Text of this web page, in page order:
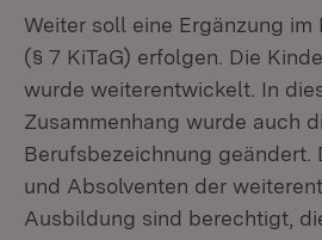
Weiter soll eine Ergänzung
(§ 7 KiTaG) erfolgen. Die
wurde weiterentwickelt. In
Zusammenhang wurde auch
Berufsbezeichnung geändert.
und Absolventen der
Ausbildung sind berechtigt,